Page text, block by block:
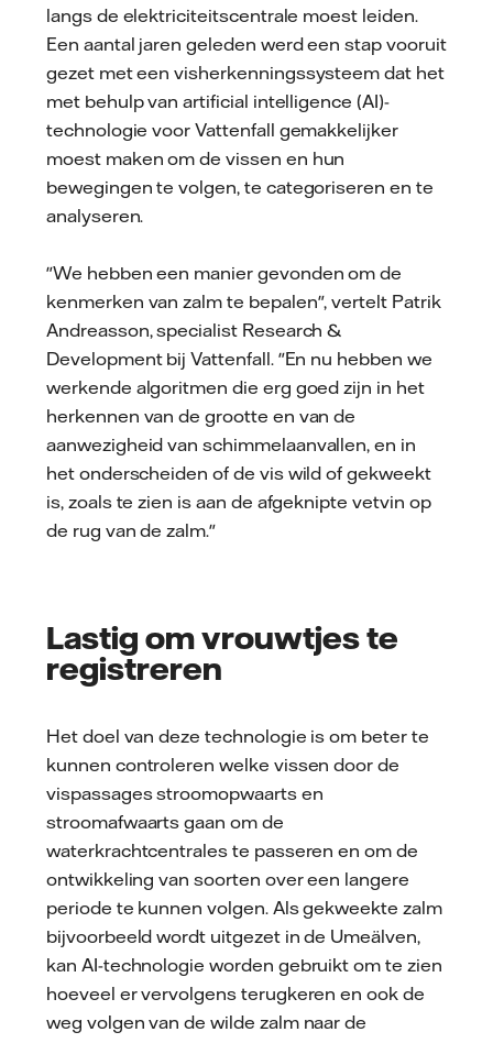
langs de elektriciteitscentrale moest leiden.
Een aantal jaren geleden werd een stap vooruit
gezet met een visherkenningssysteem dat het
met behulp van artificial intelligence (AI)-
technologie voor Vattenfall gemakkelijker
moest maken om de vissen en hun
bewegingen te volgen, te categoriseren en te
analyseren.
"We hebben een manier gevonden om de
kenmerken van zalm te bepalen", vertelt Patrik
Andreasson, specialist Research &
Development bij Vattenfall. "En nu hebben we
werkende algoritmen die erg goed zijn in het
herkennen van de grootte en van de
aanwezigheid van schimmelaanvallen, en in
het onderscheiden of de vis wild of gekweekt
is, zoals te zien is aan de afgeknipte vetvin op
de rug van de zalm."
Lastig om vrouwtjes te
registreren
Het doel van deze technologie is om beter te
kunnen controleren welke vissen door de
vispassages stroomopwaarts en
stroomafwaarts gaan om de
waterkrachtcentrales te passeren en om de
ontwikkeling van soorten over een langere
periode te kunnen volgen. Als gekweekte zalm
bijvoorbeeld wordt uitgezet in de Umeälven,
kan AI-technologie worden gebruikt om te zien
hoeveel er vervolgens terugkeren en ook de
weg volgen van de wilde zalm naar de